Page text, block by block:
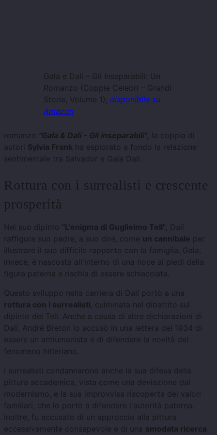
Gala e Dalí – Gli Inseparabili: Un
Romanzo (Coppie Celebri – Grandi
Storie, Volume 1); disponibile su
Amazon
romanzo "Gala & Dalí - Gli inseparabili",
la coppia di
autori Sylvia Frank ha esplorato a fondo la relazione
sentimentale tra Salvador e Gala Dalí.
Rottura con i surrealisti e crescente
prosperità
Nel suo dipinto "L'enigma di Guglielmo Tell", Dalí
raffigura suo padre, a suo dire, come un cannibale per
illustrare il suo difficile rapporto con la famiglia. Gala,
invece, è nascosta all'interno di una noce ai piedi della
figura paterna e rischia di essere schiacciata.
Questo sviluppo nella carriera di Dalí portò a una
rottura con i surrealisti , culminata nel dibattito sul
dipinto del Tell. Anche a causa di altre dichiarazioni di
Dalí, André Breton lo accusò in una lettera del 1934 di
essere un antiumanista e di difendere la novità del
fenomeno hitleriano.
I surrealisti condannarono anche la sua difesa della
pittura accademica, vista come una deviazione dal
modernismo, e la sua improvvisa riscoperta dei valori
familiari, che lo portò a difendere l'autorità paterna.
Inoltre, fu accusato di un approccio alla pittura
eccessivamente consapevole e di una smodata ricerca